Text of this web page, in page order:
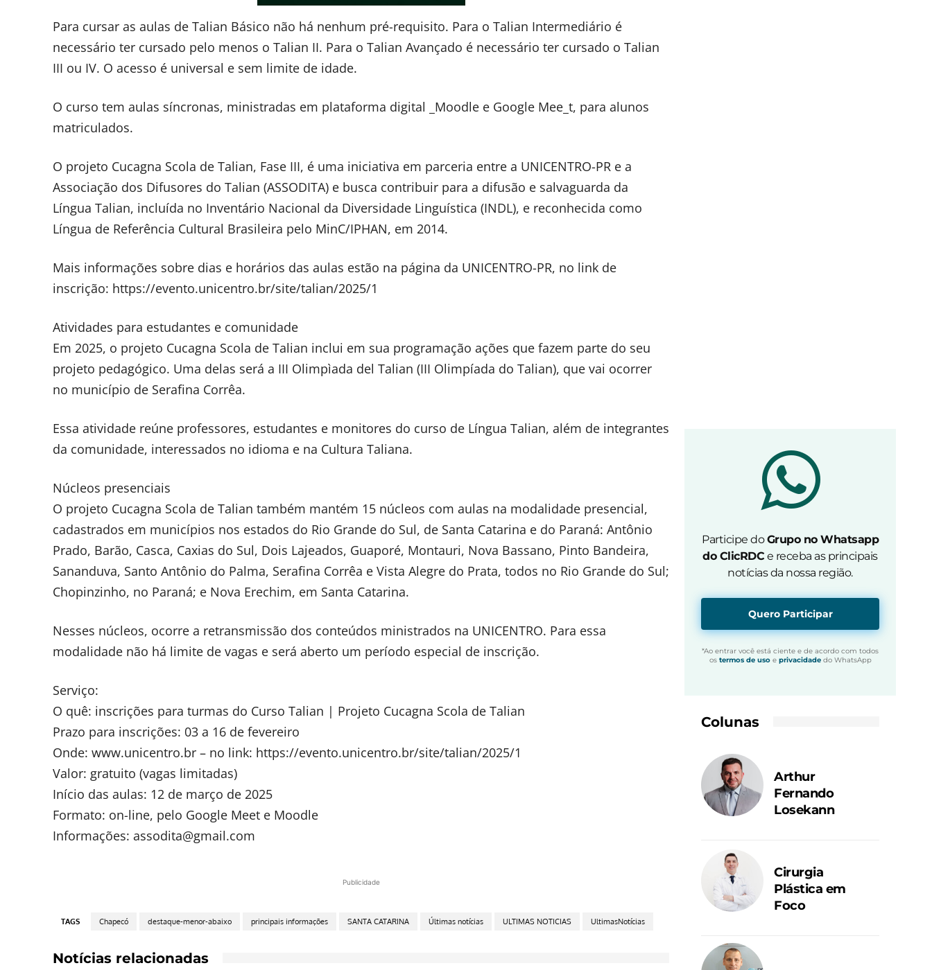
Para cursar as aulas de Talian Básico não há nenhum pré-requisito. Para o Talian Intermediário é
necessário ter cursado pelo menos o Talian II. Para o Talian Avançado é necessário ter cursado o Talian
III ou IV. O acesso é universal e sem limite de idade.
O curso tem aulas síncronas, ministradas em plataforma digital _Moodle e Google Mee_t, para alunos
matriculados.
O projeto Cucagna Scola de Talian, Fase III, é uma iniciativa em parceria entre a UNICENTRO-PR e a
Associação dos Difusores do Talian (ASSODITA) e busca contribuir para a difusão e salvaguarda da
Língua Talian, incluída no Inventário Nacional da Diversidade Linguística (INDL), e reconhecida como
Língua de Referência Cultural Brasileira pelo MinC/IPHAN, em 2014.
Mais informações sobre dias e horários das aulas estão na página da UNICENTRO-PR, no link de
inscrição: https://evento.unicentro.br/site/talian/2025/1
Atividades para estudantes e comunidade
Em 2025, o projeto Cucagna Scola de Talian inclui em sua programação ações que fazem parte do seu
projeto pedagógico. Uma delas será a III Olimpìada del Talian (III Olimpíada do Talian), que vai ocorrer
no município de Serafina Corrêa.
Essa atividade reúne professores, estudantes e monitores do curso de Língua Talian, além de integrantes
da comunidade, interessados no idioma e na Cultura Taliana.
Núcleos presenciais
O projeto Cucagna Scola de Talian também mantém 15 núcleos com aulas na modalidade presencial,
cadastrados em municípios nos estados do Rio Grande do Sul, de Santa Catarina e do Paraná: Antônio
Prado, Barão, Casca, Caxias do Sul, Dois Lajeados, Guaporé, Montauri, Nova Bassano, Pinto Bandeira,
Sananduva, Santo Antônio do Palma, Serafina Corrêa e Vista Alegre do Prata, todos no Rio Grande do Sul;
Chopinzinho, no Paraná; e Nova Erechim, em Santa Catarina.
Nesses núcleos, ocorre a retransmissão dos conteúdos ministrados na UNICENTRO. Para essa
modalidade não há limite de vagas e será aberto um período especial de inscrição.
Serviço:
O quê: inscrições para turmas do Curso Talian | Projeto Cucagna Scola de Talian
Prazo para inscrições: 03 a 16 de fevereiro
Onde: www.unicentro.br – no link: https://evento.unicentro.br/site/talian/2025/1
Valor: gratuito (vagas limitadas)
Início das aulas: 12 de março de 2025
Formato: on-line, pelo Google Meet e Moodle
Informações: assodita@gmail.com
Publicidade
TAGS Chapecó destaque-menor-abaixo principais informações SANTA CATARINA Últimas notícias ULTIMAS NOTICIAS UltimasNotícias
Notícias relacionadas
Participe doGrupo no Whatsapp
do ClicRDC e receba as principais
notícias da nossa região.
Quero Participar
*Ao entrar você está ciente e de acordo com todos
os termos de usoe privacidadedo WhatsApp
Colunas
Arthur
Fernando
Losekann
Cirurgia
Plástica em
Foco